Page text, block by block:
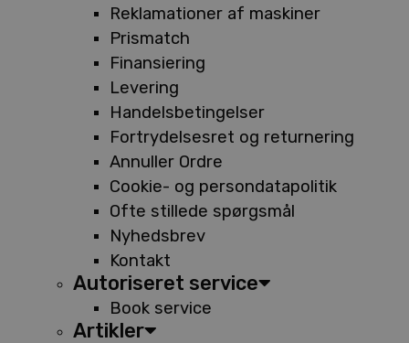
Reklamationer af maskiner
Prismatch
Finansiering
Levering
Handelsbetingelser
Fortrydelsesret og returnering
Annuller Ordre
Cookie- og persondatapolitik
Ofte stillede spørgsmål
Nyhedsbrev
Kontakt
Autoriseret service
Book service
Artikler